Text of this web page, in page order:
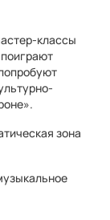
классы
зона